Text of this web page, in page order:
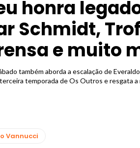
honra
Schmidt,
e muito
também aborda a escalação de
temporada de Os Outros e resgata a
Vannucci